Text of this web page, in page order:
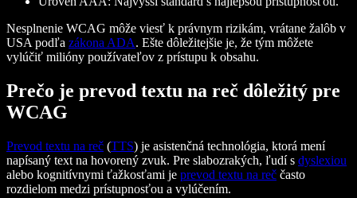
Nesplnenie WCAG môže viesť k právnym rizikám, vrátane žalôb v
USA podľa zákona ADA. Ešte dôležitejšie je, že tým môžete
vylúčiť milióny používateľov z prístupu k obsahu.
Prečo je prevod textu na reč dôležitý pre
WCAG
Prevod textu na reč (TTS) je asistenčná technológia, ktorá mení
napísaný text na hovorený zvuk. Pre slabozrakých, ľudí s dyslexiou
alebo kognitívnymi ťažkosťami je prevod textu na reč často
rozdielom medzi prístupnosťou a vylúčením.